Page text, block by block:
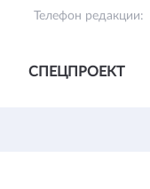
Телефон редакции:
СПЕЦПРОЕКТ